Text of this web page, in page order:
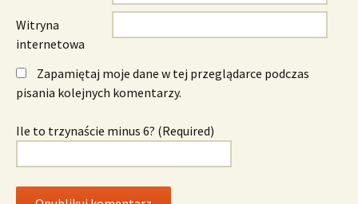
Witryna
internetowa
Zapamiętaj moje dane w tej przeglądarce podczas
pisania kolejnych komentarzy.
Ile to trzynaście minus 6? (Required)